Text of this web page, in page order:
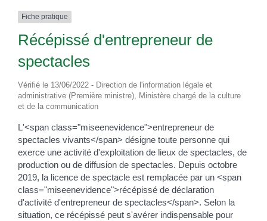
Fiche pratique
Récépissé d'entrepreneur de
spectacles
Vérifié le 13/06/2022 - Direction de l'information légale et
administrative (Première ministre), Ministère chargé de la culture
et de la communication
L'<span class="miseenevidence">entrepreneur de
spectacles vivants</span> désigne toute personne qui
exerce une activité d'exploitation de lieux de spectacles, de
production ou de diffusion de spectacles. Depuis octobre
2019, la licence de spectacle est remplacée par un <span
class="miseenevidence">récépissé de déclaration
d'activité d'entrepreneur de spectacles</span>. Selon la
situation, ce récépissé peut s'avérer indispensable pour